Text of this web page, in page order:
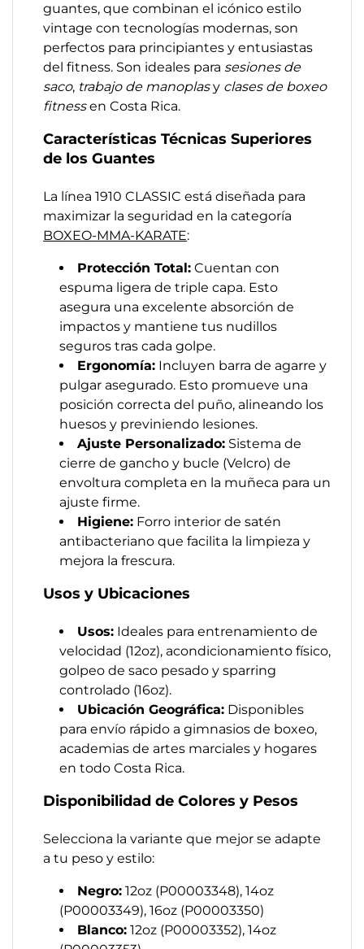
guantes, que combinan el icónico estilo
vintage con tecnologías modernas, son
perfectos para principiantes y entusiastas
del fitness. Son ideales para sesiones de
saco, trabajo de manoplasy clases de boxeo
fitnessen Costa Rica.
Características Técnicas Superiores
de los Guantes
La línea 1910 CLASSIC está diseñada para
maximizar la seguridad en la categoría
BOXEO-MMA-KARATE:
Protección Total: Cuentan con
espuma ligera de triple capa. Esto
asegura una excelente absorción de
impactos y mantiene tus nudillos
seguros tras cada golpe.
Ergonomía: Incluyen barra de agarre y
pulgar asegurado. Esto promueve una
posición correcta del puño, alineando los
huesos y previniendo lesiones.
Ajuste Personalizado: Sistema de
cierre de gancho y bucle (Velcro) de
envoltura completa en la muñeca para un
ajuste firme.
Higiene: Forro interior de satén
antibacteriano que facilita la limpieza y
mejora la frescura.
Usos y Ubicaciones
Usos: Ideales para entrenamiento de
velocidad (12oz), acondicionamiento físico,
golpeo de saco pesado y sparring
controlado (16oz).
Ubicación Geográfica: Disponibles
para envío rápido a gimnasios de boxeo,
academias de artes marciales y hogares
en todo Costa Rica.
Disponibilidad de Colores y Pesos
Selecciona la variante que mejor se adapte
a tu peso y estilo:
Negro: 12oz (P00003348), 14oz
(P00003349), 16oz (P00003350)
Blanco: 12oz (P00003352), 14oz